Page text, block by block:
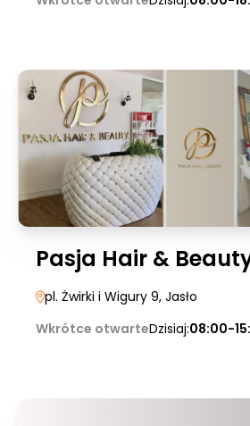
Pasja Hair &
pl. Żwirki i Wigury 9, Jasło
Wkrótce otwarteDzisiaj:08:00-